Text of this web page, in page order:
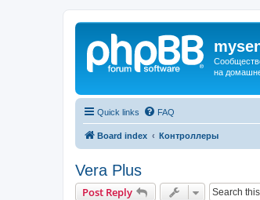
на
Quick links FAQ
Board index Контроллеры
Vera Plus
Post Reply